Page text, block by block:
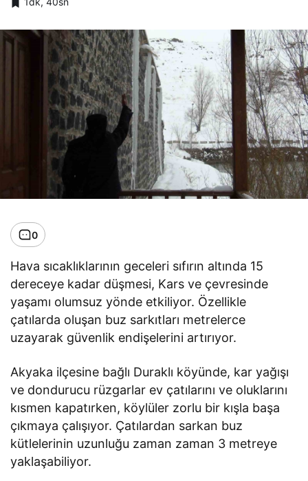
0
Hava sıcaklıklarının geceleri sıfırın altında 15
dereceye kadar düşmesi, Kars ve çevresinde
yaşamı olumsuz yönde etkiliyor. Özellikle
çatılarda oluşan buz sarkıtları metrelerce
uzayarak güvenlik endişelerini artırıyor.
Akyaka ilçesine bağlı Duraklı köyünde, kar yağışı
ve dondurucu rüzgarlar ev çatılarını ve oluklarını
kısmen kapatırken, köylüler zorlu bir kışla başa
çıkmaya çalışıyor. Çatılardan sarkan buz
kütlelerinin uzunluğu zaman zaman 3 metreye
yaklaşabiliyor.